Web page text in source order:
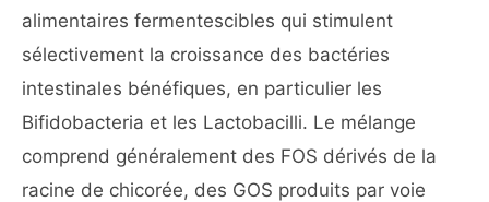
alimentaires fermentescibles qui stimulent
sélectivement la croissance des bactéries
intestinales bénéfiques, en particulier les
Bifidobacteria et les Lactobacilli. Le mélange
comprend généralement des FOS dérivés de la
racine de chicorée, des GOS produits par voie